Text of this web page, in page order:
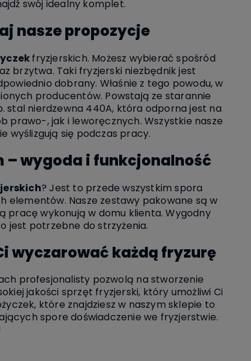
swój idealny komplet.
nasze propozycje
fryzjerskich. Możesz wybierać spośród
brzytwa. Taki fryzjerski niezbędnik jest
dobrany. Właśnie z tego powodu, w
producentów. Powstają ze starannie
stal nierdzewna 440A, która odporna jest na
prawo-, jak i leworęcznych. Wszystkie nasze
wyślizgują się podczas pracy.
– wygoda i funkcjonalność
? Jest to przede wszystkim spora
elementów. Nasze zestawy pakowane są w
pracę wykonują w domu klienta. Wygodny
jest potrzebne do strzyżenia.
wyczarować każdą fryzurę
profesjonalisty pozwolą na stworzenie
jakości sprzęt fryzjerski, który umożliwi Ci
które znajdziesz w naszym sklepie to
spore doświadczenie we fryzjerstwie.